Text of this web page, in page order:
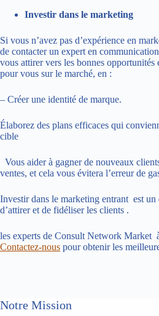
Investir dans le marketing
Si vous n’avez pas d’expérience en
de contacter un expert en
vous attirer vers les bonnes opportunités
pour vous sur le marché, en :
– Créer une identité de marque.
Élaborez des plans efficaces qui
cible
Vous aider à gagner de nouveaux
ventes, et cela vous évitera l’erreur de
Investir dans le marketing entrant est un
d’attirer et de fidéliser les clients .
les experts de Consult Network Market
Contactez-nous pour obtenir les
Notre Mission